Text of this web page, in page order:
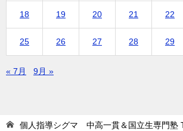
18 19 20 21 22
25 26 27 28 29
« 7月 9月 »
個人指導シグマ 中高一貫＆国立生専門塾